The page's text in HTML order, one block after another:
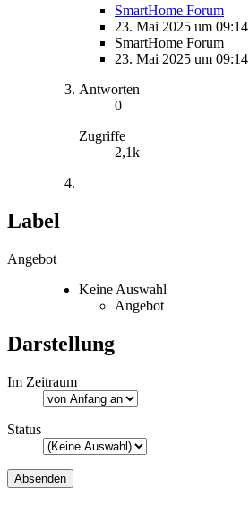
SmartHome Forum
23. Mai 2025 um 09:14
SmartHome Forum
23. Mai 2025 um 09:14
Antworten
0
Zugriffe
2,1k
Label
Angebot
Keine Auswahl
Angebot
Darstellung
Im Zeitraum
Status